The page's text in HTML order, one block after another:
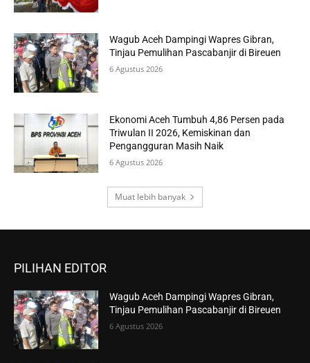
Wagub Aceh Dampingi Wapres Gibran,
Tinjau Pemulihan Pascabanjir di Bireuen
6 Agustus 2026
Ekonomi Aceh Tumbuh 4,86 Persen pada
Triwulan II 2026, Kemiskinan dan
Pengangguran Masih Naik
6 Agustus 2026
Muat lebih banyak
PILIHAN EDITOR
Wagub Aceh Dampingi Wapres Gibran,
Tinjau Pemulihan Pascabanjir di Bireuen
6 Agustus 2026